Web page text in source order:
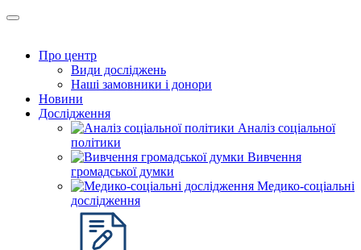
Про центр
Види досліджень
Наші замовники і донори
Новини
Дослідження
Аналіз соціальної
політики
Вивчення
громадської думки
Медико-соціальні
дослідження